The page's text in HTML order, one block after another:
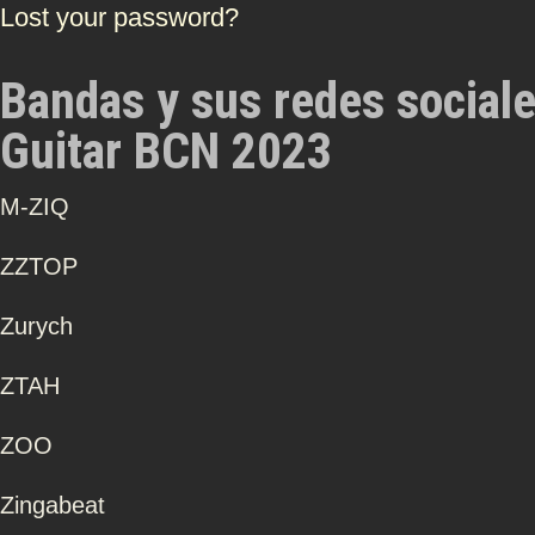
Lost your password?
Bandas y sus redes
Guitar BCN 2023
Μ-ZIQ
ZZTOP
Zurych
ZTAH
ZOO
Zingabeat